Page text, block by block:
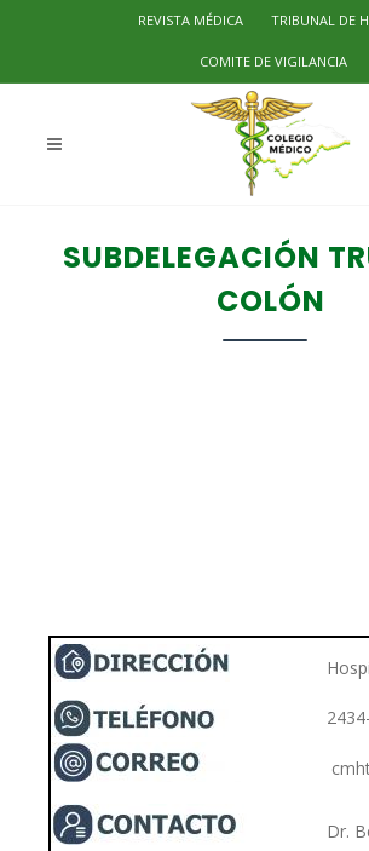
REVISTA MÉDICA TRIBUNAL DE
COMITE DE VIGILANCIA
SUBDELEGACIÓN
COLÓN
Dr.